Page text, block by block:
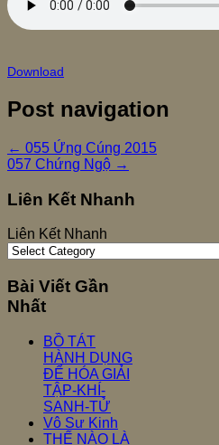
Download
Post navigation
← 055 Ứng Cúng 2015
057 Chứng Ngộ →
Liên Kết Nhanh
Liên Kết Nhanh
Bài Viết Gần
Nhất
BỒ TÁT
HÀNH DỤNG
ĐỂ HÓA GIẢI
TẬP-KHÍ-
SANH-TỬ
Vô Sư Kinh
THẾ NÀO LÀ